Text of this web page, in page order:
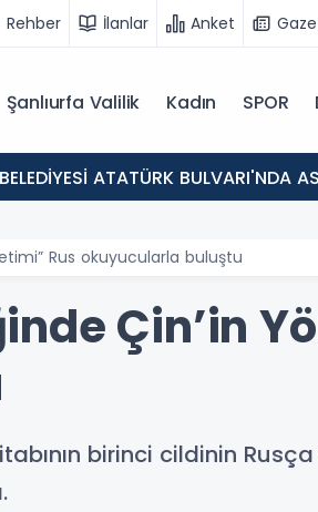
Rehber İlanlar Anket
Şanlıurfa Valilik Kadın SPOR
ATATÜRK BULVARI'NDA
Rus okuyucularla buluştu
Çin’in
birinci cildinin